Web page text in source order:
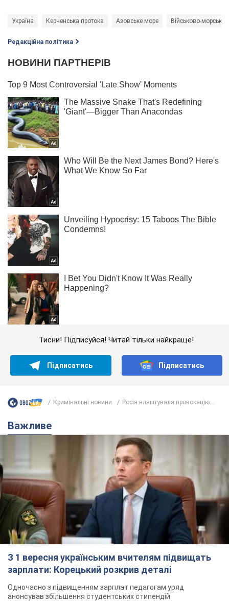
Україна Керченська протока Азовське море Військово-морські
Редакційна політика
Тисни! Підписуйся! Читай тільки найкраще!
Підписатись Підписатись
Кримінальні новини Росія влаштувала провокацію...
Важливе
З 1 вересня українським вчителям підвищать
зарплати: Корецький розкрив деталі
Одночасно з підвищенням зарплат педагогам уряд
анонсував збільшення студентських стипендій